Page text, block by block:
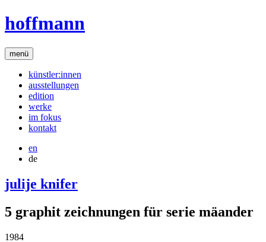
hoffmann
menü
künstler:innen
ausstellungen
edition
werke
im fokus
kontakt
en
de
julije knifer
5 graphit zeichnungen für serie mäander
1984